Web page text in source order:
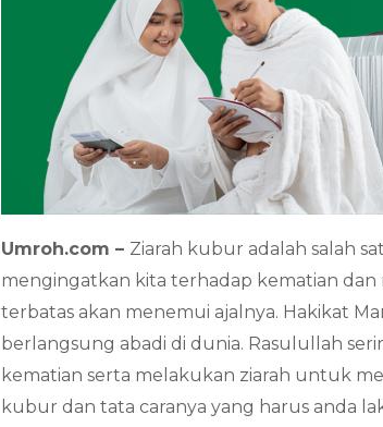
Umroh.com – Ziarah kubur adalah salah
mengingatkan kita terhadap kematian dan
terbatas akan menemui ajalnya. Hakikat
berlangsung abadi di dunia. Rasulullah
kematian serta melakukan ziarah untuk
kubur dan tata caranya yang harus anda